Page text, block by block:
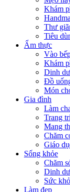
Khám
Thư
Tiêu
Ẩm thực
Vào
Khám
Dinh
Đồ
Món
Gia đình
Làm
Trang
Mang
Chăm
Giáo
Sống khỏe
Chăm
Dinh
Sức
Làm đẹp